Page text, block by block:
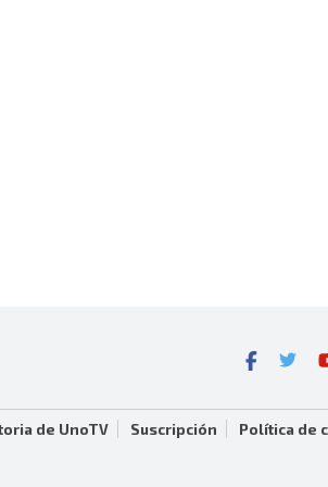
de UnoTV Suscripción
Política de